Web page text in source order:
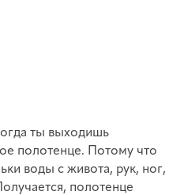
ты выходишь
полотенце. Потому что
воды с живота, рук, ног,
полотенце